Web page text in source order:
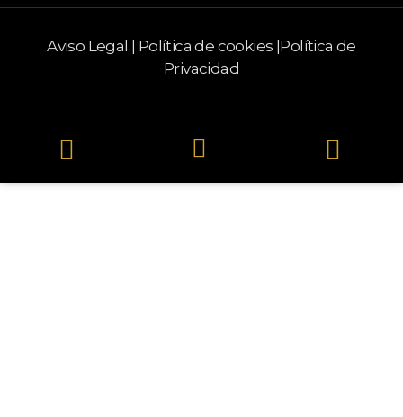
Aviso Legal Política de cookies Política de
Privacidad